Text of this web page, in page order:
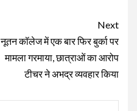
Next
नूतन कॉलेज में एक बार फिर बुर्का पर
मामला गरमाया, छात्राओं का आरोप
टीचर ने अभद्र व्यवहार किया